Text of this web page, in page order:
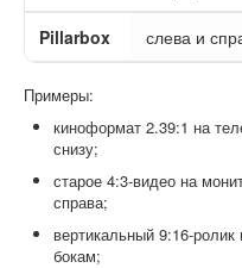
Pillarbox слева и
Примеры:
киноформат 2.39:1 на
снизу;
старое 4:3-видео на
справа;
вертикальный 9:16-
бокам;